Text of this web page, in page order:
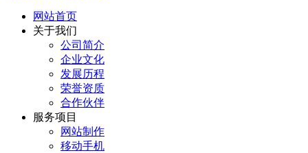
网站首页
关于我们
公司简介
企业文化
发展历程
荣誉资质
合作伙伴
服务项目
网站制作
移动手机